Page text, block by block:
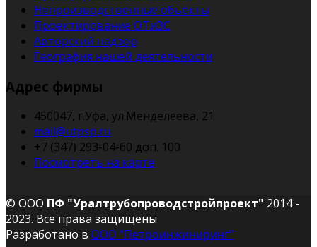
Непроизводственные объекты
Проектирование ОТиЗС
Авторский надзор
География нашей деятельности
Адрес фирмы
450047, г.Уфа, ул.Менделеева, 21
mail@utpsp.ru
+7 (347) 293-04-60 доп. 100
Посмотреть на карте
© ООО ПФ "Уралтрубопроводстройпроект" 2014 -
2023. Все права защищены.
Разработано в ООО "Петроинжиниринг"